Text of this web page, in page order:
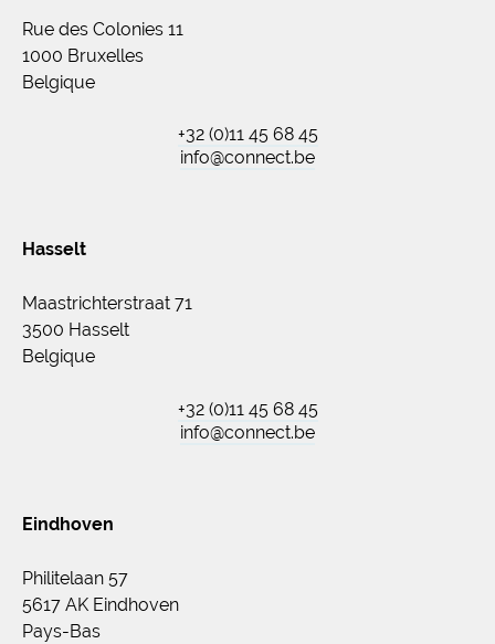
Rue des Colonies 11
1000 Bruxelles
Belgique
+32 (0)11 45 68 45
info@connect.be
Hasselt
Maastrichterstraat 71
3500 Hasselt
Belgique
+32 (0)11 45 68 45
info@connect.be
Eindhoven
Philitelaan 57
5617 AK Eindhoven
Pays-Bas